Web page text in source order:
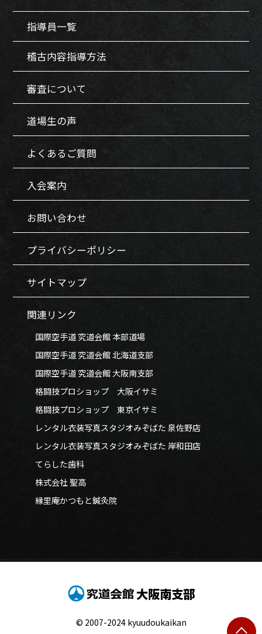
指導員一覧
稽古内容指導方法
審査について
道場生の声
よくあるご質問
入会案内
お問い合わせ
プライバシーポリシー
サイトマップ
関連リンク
国際空手道 究道会館 本部道場
国際空手道 究道会館 北海道支部
国際空手道 究道会館 大阪南支部
格闘技プロショップ 大阪イサミ
格闘技プロショップ 東京イサミ
レンタル衣装写真スタジオみぞばた 泉佐野店
レンタル衣装写真スタジオみぞばた 岸和田店
てらした歯科
株式会社 聖高
縁里庵かつもと鍼灸院
大阪南支部
© 2007-2024 kyuudoukaikan